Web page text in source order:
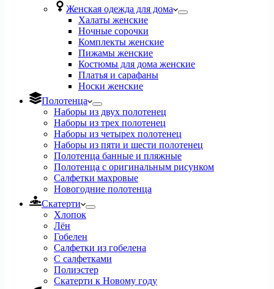
Женская одежда для дома
Халаты женские
Ночные сорочки
Комплекты женские
Пижамы женские
Костюмы для дома женские
Платья и сарафаны
Носки женские
Полотенца
Наборы из двух полотенец
Наборы из трех полотенец
Наборы из четырех полотенец
Наборы из пяти и шести полотенец
Полотенца банные и пляжные
Полотенца с оригинальным рисунком
Салфетки махровые
Новогодние полотенца
Скатерти
Хлопок
Лён
Гобелен
Салфетки из гобелена
С салфетками
Полиэстер
Скатерти к Новому году